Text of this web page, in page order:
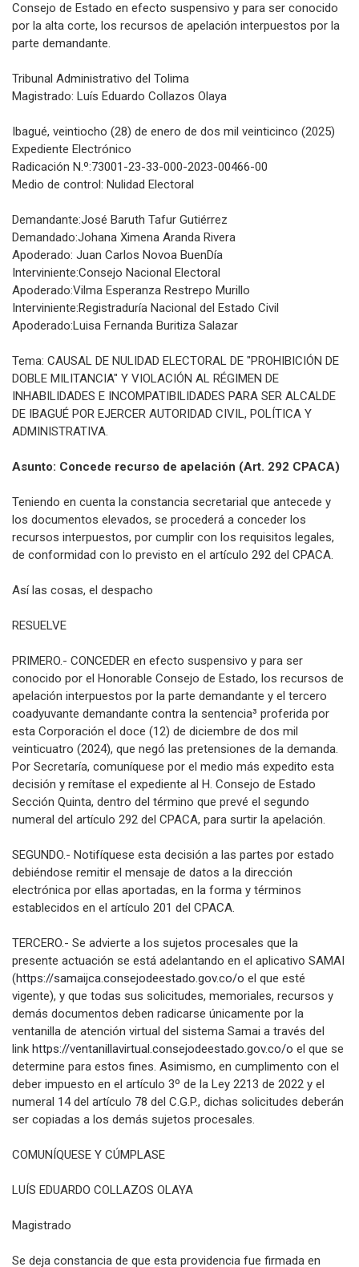
Consejo de Estado en efecto suspensivo y para ser conocido
por la alta corte, los recursos de apelación interpuestos por la
parte demandante.
Tribunal Administrativo del Tolima
Magistrado: Luís Eduardo Collazos Olaya
Ibagué, veintiocho (28) de enero de dos mil veinticinco (2025)
Expediente Electrónico
Radicación N.º:73001-23-33-000-2023-00466-00
Medio de control: Nulidad Electoral
Demandante:José Baruth Tafur Gutiérrez
Demandado:Johana Ximena Aranda Rivera
Apoderado: Juan Carlos Novoa BuenDía
Interviniente:Consejo Nacional Electoral
Apoderado:Vilma Esperanza Restrepo Murillo
Interviniente:Registraduría Nacional del Estado Civil
Apoderado:Luisa Fernanda Buritiza Salazar
Tema: CAUSAL DE NULIDAD ELECTORAL DE "PROHIBICIÓN DE
DOBLE MILITANCIA" Y VIOLACIÓN AL RÉGIMEN DE
INHABILIDADES E INCOMPATIBILIDADES PARA SER ALCALDE
DE IBAGUÉ POR EJERCER AUTORIDAD CIVIL, POLÍTICA Y
ADMINISTRATIVA.
Asunto: Concede recurso de apelación (Art. 292 CPACA)
Teniendo en cuenta la constancia secretarial que antecede y
los documentos elevados, se procederá a conceder los
recursos interpuestos, por cumplir con los requisitos legales,
de conformidad con lo previsto en el artículo 292 del CРАСА.
Así las cosas, el despacho
RESUELVE
PRIMERO.- CONCEDER en efecto suspensivo y para ser
conocido por el Honorable Consejo de Estado, los recursos de
apelación interpuestos por la parte demandante y el tercero
coadyuvante demandante contra la sentencia³ proferida por
esta Corporación el doce (12) de diciembre de dos mil
veinticuatro (2024), que negó las pretensiones de la demanda.
Por Secretaría, comuníquese por el medio más expedito esta
decisión y remítase el expediente al H. Consejo de Estado
Sección Quinta, dentro del término que prevé el segundo
numeral del artículo 292 del CPACA, para surtir la apelación.
SEGUNDO.- Notifíquese esta decisión a las partes por estado
debiéndose remitir el mensaje de datos a la dirección
electrónica por ellas aportadas, en la forma y términos
establecidos en el artículo 201 del CPACA.
TERCERO.- Se advierte a los sujetos procesales que la
presente actuación se está adelantando en el aplicativo SAMAI
(https://samaijca.consejodeestado.gov.co/o el que esté
vigente), y que todas sus solicitudes, memoriales, recursos y
demás documentos deben radicarse únicamente por la
ventanilla de atención virtual del sistema Samai a través del
link https://ventanillavirtual.consejodeestado.gov.co/o el que se
determine para estos fines. Asimismo, en cumplimento con el
deber impuesto en el artículo 3º de la Ley 2213 de 2022 y el
numeral 14 del artículo 78 del C.G.P., dichas solicitudes deberán
ser copiadas a los demás sujetos procesales.
COMUNÍQUESE Y CÚMPLASE
LUÍS EDUARDO COLLAZOS OLAYA
Magistrado
Se deja constancia de que esta providencia fue firmada en